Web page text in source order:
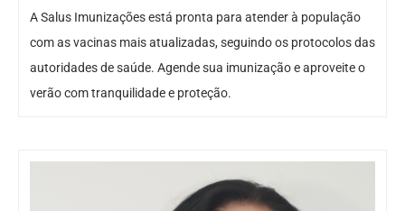
A Salus Imunizações está pronta para atender à população
com as vacinas mais atualizadas, seguindo os protocolos das
autoridades de saúde. Agende sua imunização e aproveite o
verão com tranquilidade e proteção.